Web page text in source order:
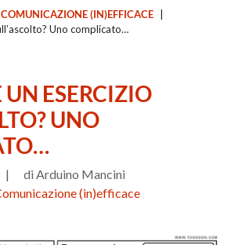
(IN)EFFICACE
Uno complicato…
ESERCIZIO
UNO
|
di Arduino Mancini
(in)efficace